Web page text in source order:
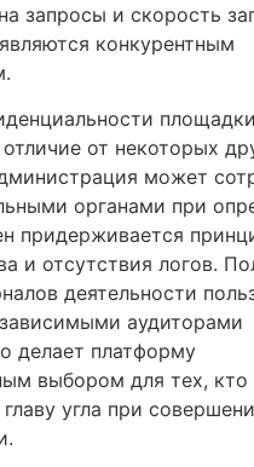
запросы и скорость
конкурентным
от некоторых
может
органами при
придерживается
и отсутствия логов.
деятельности
аудиторами
делает платформу
выбором для тех, кто
угла при